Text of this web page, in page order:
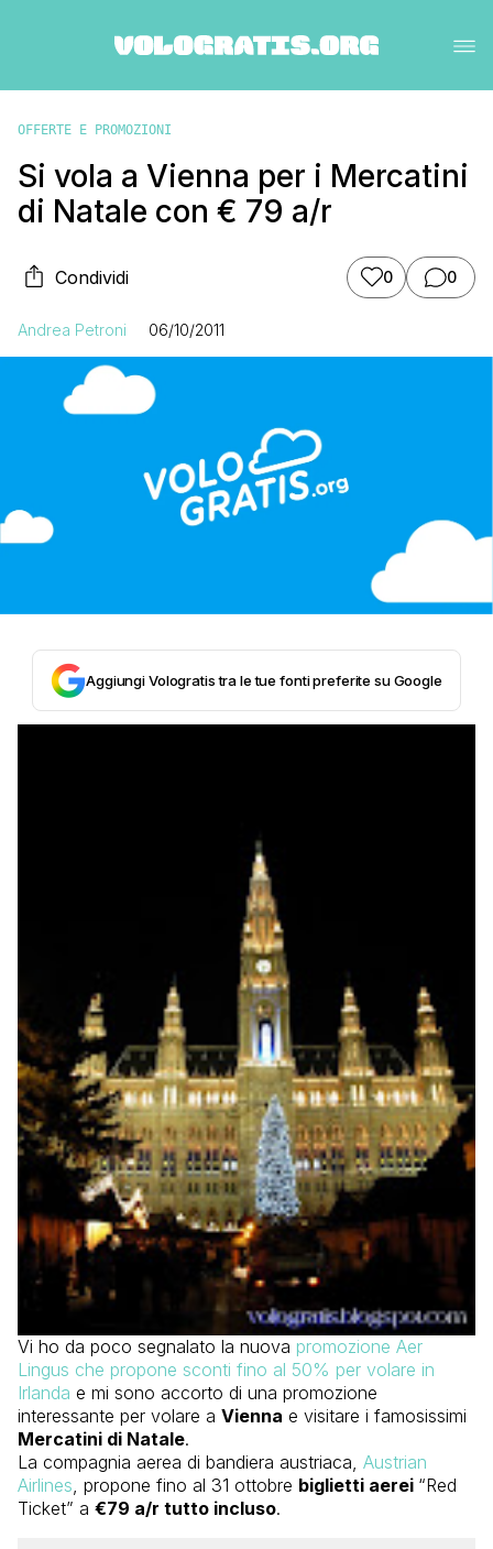
OFFERTE E PROMOZIONI
Si vola a Vienna per i Mercatini
di Natale con € 79 a/r
Condividi 0 0
Andrea Petroni 06/10/2011
Aggiungi Vologratis tra le tue fonti preferite su Google
Vi ho da poco segnalato la nuova promozione Aer
Lingus che propone sconti fino al 50% per volare in
Irlanda e mi sono accorto di una promozione
interessante per volare a Vienna e visitare i famosissimi
Mercatini di Natale.
La compagnia aerea di bandiera austriaca, Austrian
Airlines , propone fino al 31 ottobre biglietti aerei “Red
Ticket” a €79 a/r tutto incluso.